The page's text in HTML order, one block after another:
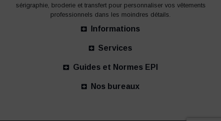
sérigraphie, broderie et transfert pour personnaliser vos vêtements
professionnels dans les moindres détails.
Informations
Services
Guides et Normes EPI
Nos bureaux